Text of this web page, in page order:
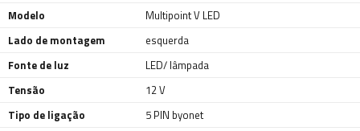
Modelo
Multipoint V LED
Lado de montagem
esquerda
Fonte de luz
LED/ lâmpada
Tensão
12 V
Tipo de ligação
5 PIN byonet